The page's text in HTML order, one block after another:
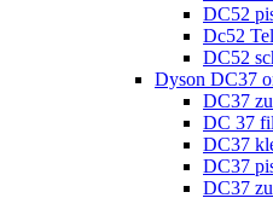
DC52
Dc52
DC52
Dyson DC37
DC37
DC 37
DC37
DC37
DC37